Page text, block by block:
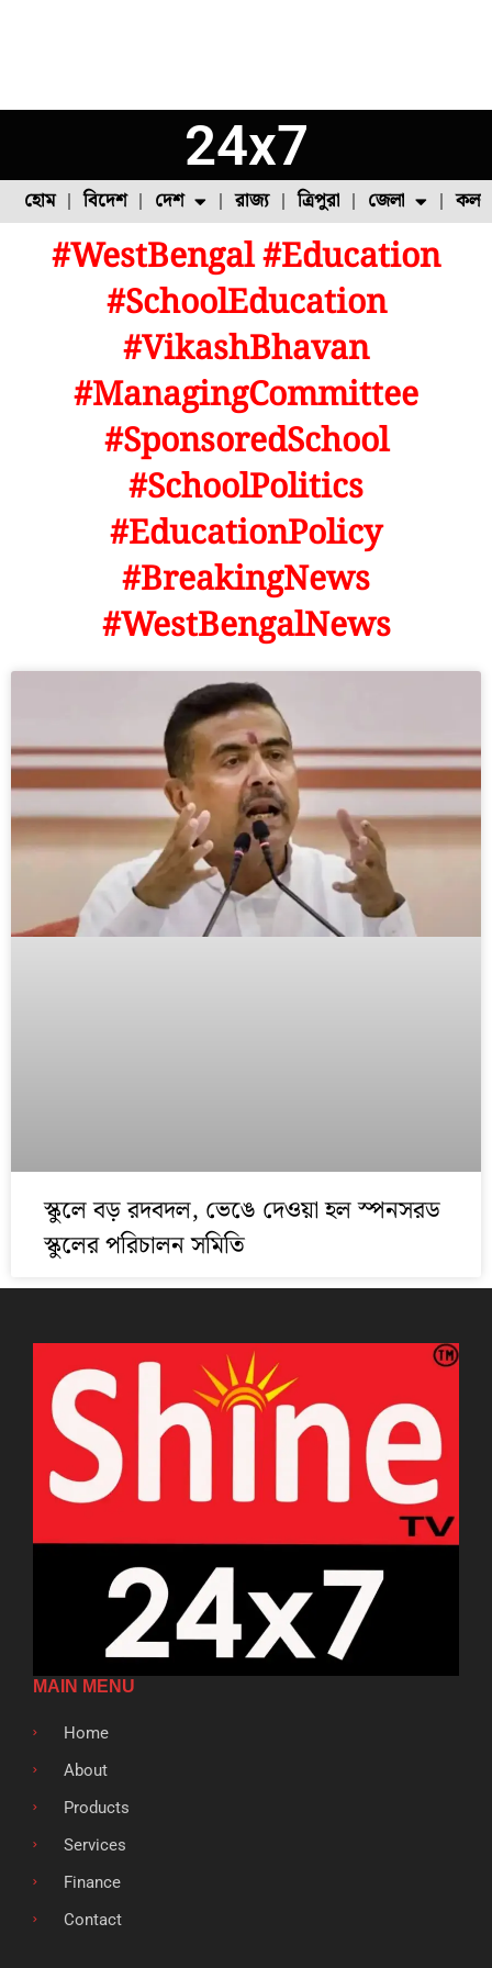
24x7
হোম বিদেশ দেশ
ফুল চাষ ফল চাষ মাছ চাষ পোল্ট্রি চাষ
রাজ্য ত্রিপুরা জেলা
উত্তর ২৪ পরগনা
#WestBengal #Education
#SchoolEducation
#VikashBhavan
#ManagingCommittee
#SponsoredSchool
#SchoolPolitics
#EducationPolicy
#BreakingNews
#WestBengalNews
স্কুলে বড় রদবদল, ভেঙে দেওয়া হল স্পনসরড
স্কুলের পরিচালন সমিতি
MAIN MENU
Home
About
Products
Services
Finance
Contact